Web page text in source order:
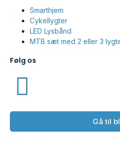
Smarthjem
Cykellygter
LED Lysbånd
MTB sæt med 2 eller 3
Følg os
Gå til